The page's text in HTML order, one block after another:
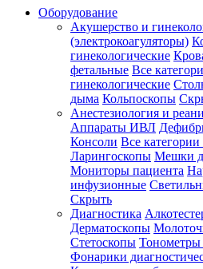
Оборудование
Акушерство и
(электрокоагуляторы)
гинекологические
фетальные Все
гинекологические
дыма Кольпоскопы
Анестезиология и
Аппараты ИВЛ
Консоли Все категории
Ларингоскопы Мешки
Мониторы пациента
инфузионные
Скрыть
Диагностика
Дерматоскопы
Стетоскопы
Фонарики